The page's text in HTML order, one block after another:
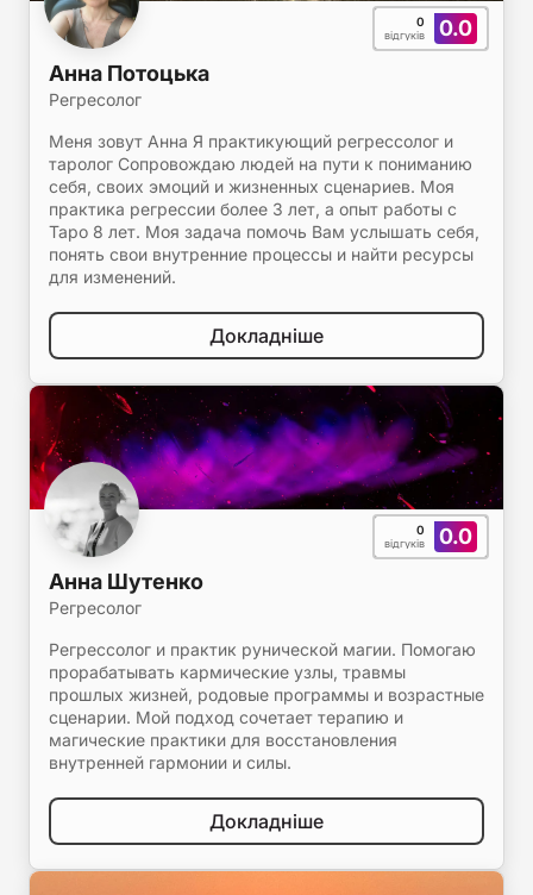
0.0
0
відгуків
Анна Потоцька
Регресолог
Меня зовут Анна Я практикующий регрессолог и
таролог Сопровождаю людей на пути к пониманию
себя, своих эмоций и жизненных сценариев. Моя
практика регрессии более 3 лет, а опыт работы с
Таро 8 лет. Моя задача помочь Вам услышать себя,
понять свои внутренние процессы и найти ресурсы
для изменений.
Докладніше
0.0
0
відгуків
Анна Шутенко
Регресолог
Регрессолог и практик рунической магии. Помогаю
прорабатывать кармические узлы, травмы
прошлых жизней, родовые программы и возрастные
сценарии. Мой подход сочетает терапию и
магические практики для восстановления
внутренней гармонии и силы.
Докладніше